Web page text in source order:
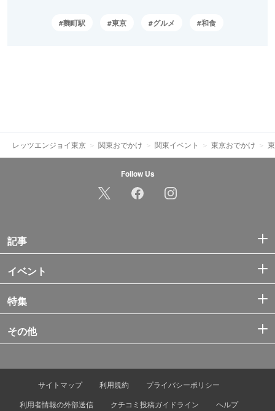
麴町駅 東京 グルメ 和食
レッツエンジョイ東京 関東おでかけ 関東イベント 東京おでかけ
Follow Us
記事
イベント
特集
その他
サイトマップ 利用規約
プライバシーポリシー
利用者情報の外部送信
クチコミ投稿ガイドライン ヘルプ